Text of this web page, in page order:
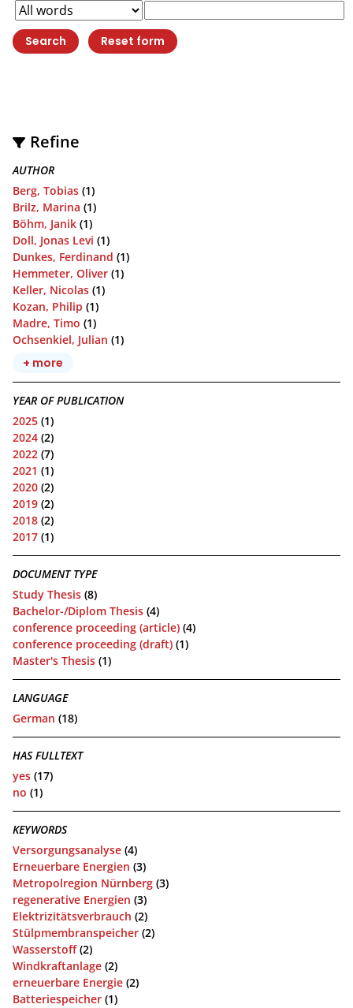
Refine
AUTHOR
Berg, Tobias (1)
Brilz, Marina (1)
Böhm, Janik (1)
Doll, Jonas Levi (1)
Dunkes, Ferdinand (1)
Hemmeter, Oliver (1)
Keller, Nicolas (1)
Kozan, Philip (1)
Madre, Timo (1)
Ochsenkiel, Julian (1)
+ more
YEAR OF PUBLICATION
2025 (1)
2024 (2)
2022 (7)
2021 (1)
2020 (2)
2019 (2)
2018 (2)
2017 (1)
DOCUMENT TYPE
Study Thesis (8)
Bachelor-/Diplom Thesis (4)
conference proceeding (article) (4)
conference proceeding (draft) (1)
Master's Thesis (1)
LANGUAGE
German (18)
HAS FULLTEXT
yes (17)
no (1)
KEYWORDS
Versorgungsanalyse (4)
Erneuerbare Energien (3)
Metropolregion Nürnberg (3)
regenerative Energien (3)
Elektrizitätsverbrauch (2)
Stülpmembranspeicher (2)
Wasserstoff(2)
Windkraftanlage (2)
erneuerbare Energie (2)
Batteriespeicher (1)